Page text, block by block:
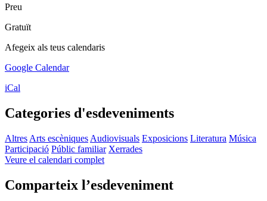
Preu
Gratuït
Afegeix als teus calendaris
Google Calendar
iCal
Categories d'esdeveniments
Altres Arts escèniques Audiovisuals Exposicions Literatura Música
Participació Públic familiar Xerrades
Veure el calendari complet
Comparteix l’esdeveniment